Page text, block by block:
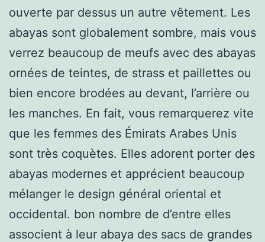
ouverte par dessus un autre vêtement. Les
abayas sont globalement sombre, mais vous
verrez beaucoup de meufs avec des abayas
ornées de teintes, de strass et paillettes ou
bien encore brodées au devant, l’arrière ou
les manches. En fait, vous remarquerez vite
que les femmes des Émirats Arabes Unis
sont très coquètes. Elles adorent porter des
abayas modernes et apprécient beaucoup
mélanger le design général oriental et
occidental. bon nombre de d’entre elles
associent à leur abaya des sacs de grandes